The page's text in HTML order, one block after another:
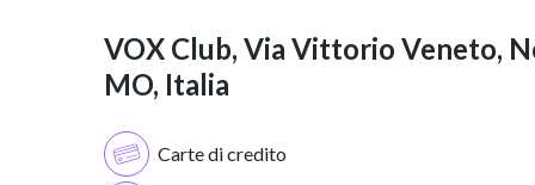
VOX Club, Via Vittorio Veneto,
MO, Italia
Carte di credito